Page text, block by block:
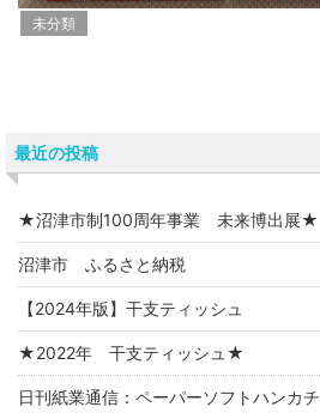
未分類
最近の投稿
★沼津市制100周年事業 未来博出展★
沼津市 ふるさと納税
【2024年版】干支ティッシュ
★2022年 干支ティッシュ★
日刊紙業通信：ペーパーソフトハンカチ